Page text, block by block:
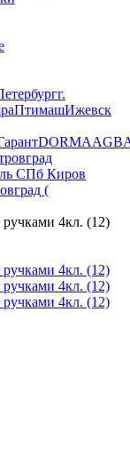
г.
ПтимашИжевск
DORMAAGB
СПб Киров
(
4кл. (12)